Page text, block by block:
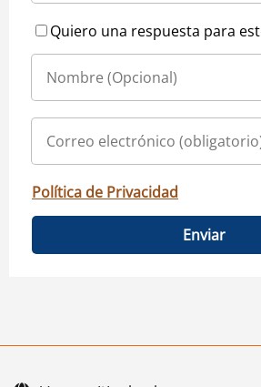
Quiero una respuesta para
Política de Privacidad
Enviar